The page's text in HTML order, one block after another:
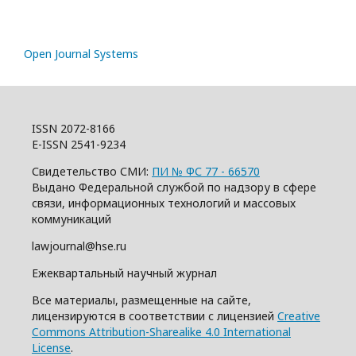
Open Journal Systems
ISSN 2072-8166
E-ISSN 2541-9234
Свидетельство СМИ: ПИ № ФС 77 - 66570
Выдано Федеральной службой по надзору в сфере
связи, информационных технологий и массовых
коммуникаций
lawjournal@hse.ru
Ежеквартальный научный журнал
Все материалы, размещенные на сайте,
лицензируются в соответствии с лицензией Creative
Commons Attribution-Sharealike 4.0 International
License.